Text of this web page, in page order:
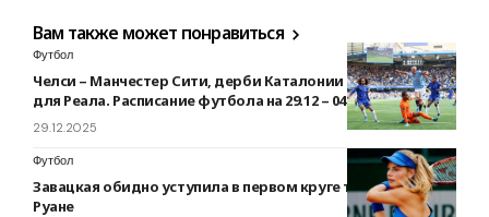
Вам также может понравиться
Футбол
Челси – Манчестер Сити, дерби Каталонии и жесткий тест
для Реала. Расписание футбола на 29.12 – 04.01
29.12.2025
Футбол
Завацкая обидно уступила в первом круге турнира в
Руане